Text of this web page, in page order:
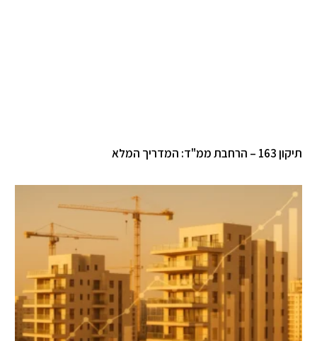
תיקון 163 – הרחבת ממ"ד: המדריך המלא